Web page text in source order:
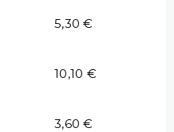
5,30 €
10,10 €
3,60 €